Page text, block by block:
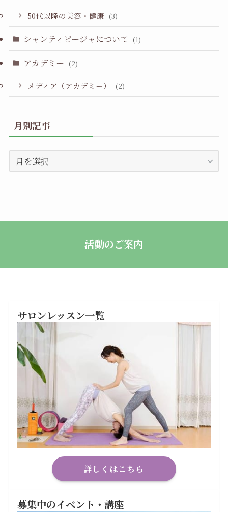
50代以降の美容・健康 (3)
シャンティビージャについて (1)
アカデミー (2)
メディア（アカデミー） (2)
月別記事
別
活動のご案内
サロンレッスン一覧
詳しくはこちら
募集中のイベント・講座